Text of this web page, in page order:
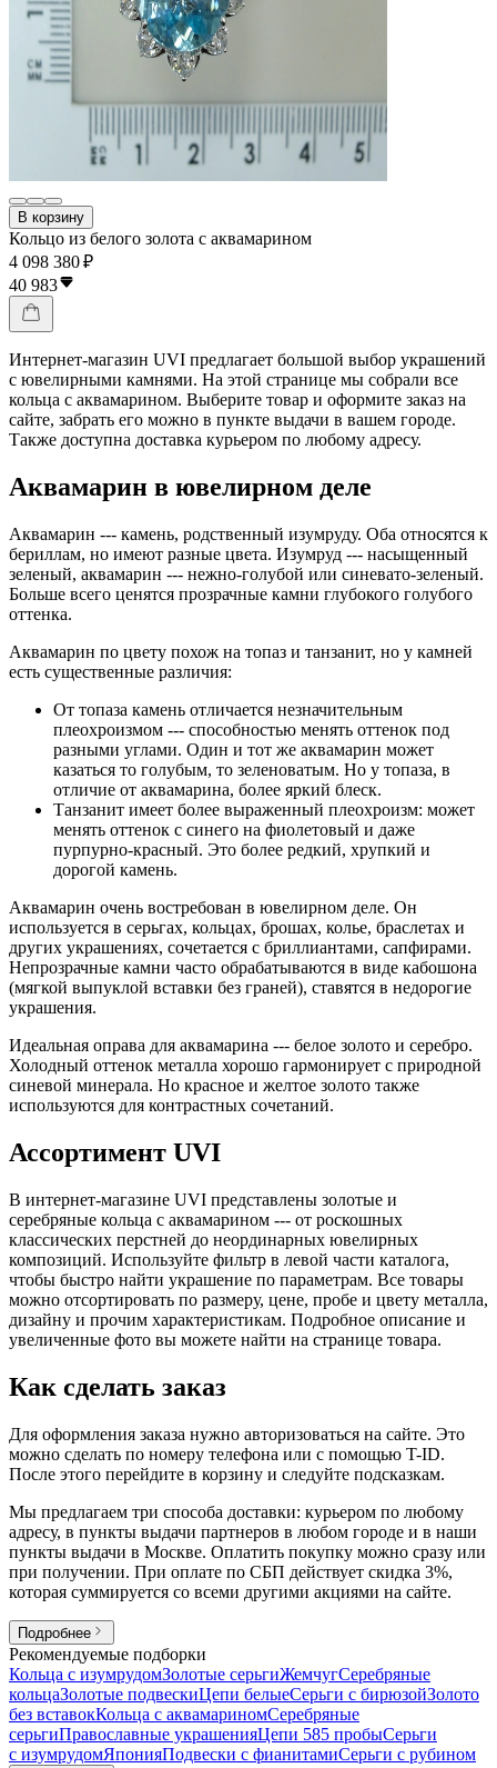
В корзину
Кольцо из белого золота с аквамарином
4 098 380 ₽
40 983
Интернет-магазин UVI предлагает большой выбор украшений
с ювелирными камнями. На этой странице мы собрали все
кольца с аквамарином. Выберите товар и оформите заказ на
сайте, забрать его можно в пункте выдачи в вашем городе.
Также доступна доставка курьером по любому адресу.
Аквамарин в ювелирном деле
Аквамарин --- камень, родственный изумруду. Оба относятся к
бериллам, но имеют разные цвета. Изумруд --- насыщенный
зеленый, аквамарин --- нежно-голубой или синевато-зеленый.
Больше всего ценятся прозрачные камни глубокого голубого
оттенка.
Аквамарин по цвету похож на топаз и танзанит, но у камней
есть существенные различия:
От топаза камень отличается незначительным
плеохроизмом --- способностью менять оттенок под
разными углами. Один и тот же аквамарин может
казаться то голубым, то зеленоватым. Но у топаза, в
отличие от аквамарина, более яркий блеск.
Танзанит имеет более выраженный плеохроизм: может
менять оттенок с синего на фиолетовый и даже
пурпурно-красный. Это более редкий, хрупкий и
дорогой камень.
Аквамарин очень востребован в ювелирном деле. Он
используется в серьгах, кольцах, брошах, колье, браслетах и
других украшениях, сочетается с бриллиантами, сапфирами.
Непрозрачные камни часто обрабатываются в виде кабошона
(мягкой выпуклой вставки без граней), ставятся в недорогие
украшения.
Идеальная оправа для аквамарина --- белое золото и серебро.
Холодный оттенок металла хорошо гармонирует с природной
синевой минерала. Но красное и желтое золото также
используются для контрастных сочетаний.
Ассортимент UVI
В интернет-магазине UVI представлены золотые и
серебряные кольца с аквамарином --- от роскошных
классических перстней до неординарных ювелирных
композиций. Используйте фильтр в левой части каталога,
чтобы быстро найти украшение по параметрам. Все товары
можно отсортировать по размеру, цене, пробе и цвету металла,
дизайну и прочим характеристикам. Подробное описание и
увеличенные фото вы можете найти на странице товара.
Как сделать заказ
Для оформления заказа нужно авторизоваться на сайте. Это
можно сделать по номеру телефона или с помощью T-ID.
После этого перейдите в корзину и следуйте подсказкам.
Мы предлагаем три способа доставки: курьером по любому
адресу, в пункты выдачи партнеров в любом городе и в наши
пункты выдачи в Москве. Оплатить покупку можно сразу или
при получении. При оплате по СБП действует скидка 3%,
которая суммируется со всеми другими акциями на сайте.
Подробнее
Рекомендуемые подборки
Кольца с изумрудомЗолотые серьгиЖемчугСеребряные
кольцаЗолотые подвескиЦепи белыеСерьги с бирюзойЗолото
без вставокКольца с аквамариномСеребряные
серьгиПравославные украшенияЦепи 585 пробыСерьги
с изумрудомЯпонияПодвески с фианитамиСерьги с рубином